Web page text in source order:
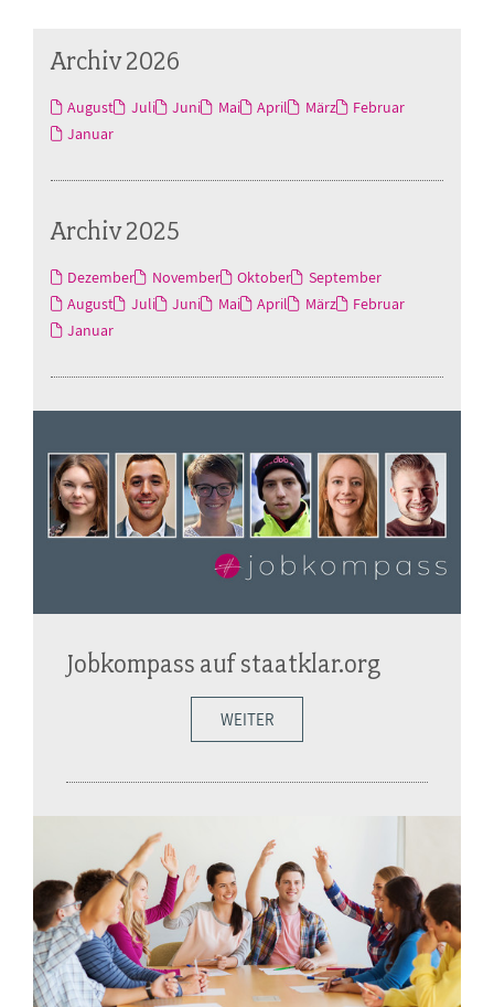
Archiv 2026
August Juli Juni Mai April März
Februar
Januar
Archiv 2025
Dezember November Oktober
September
August
Juli Juni Mai April März
Februar
Januar
Jobkompass auf staatklar.org
WEITER